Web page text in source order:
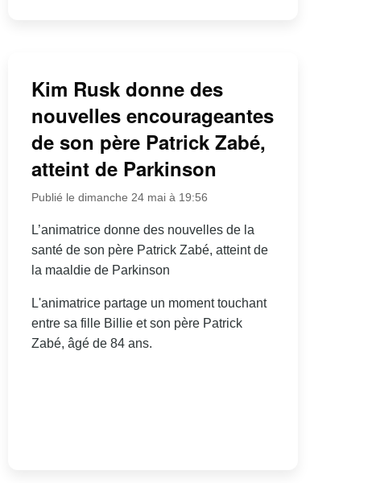
Kim Rusk donne des
nouvelles encourageantes
de son père Patrick Zabé,
atteint de Parkinson
Publié le dimanche 24 mai à 19:56
L’animatrice donne des nouvelles de la
santé de son père Patrick Zabé, atteint de
la maaldie de Parkinson
L'animatrice partage un moment touchant
entre sa fille Billie et son père Patrick
Zabé, âgé de 84 ans.